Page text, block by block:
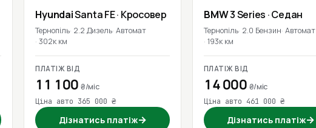
HyundaiSanta FE· Кросовер
Тернопіль 2.2 Дизель Автомат
302к км
ПЛАТІЖ ВІД
11 100₴/міс
Ціна авто 365 000 ₴
Дізнатись платіж→
BMW3 Series · Седан
Тернопіль 2.0 Бензин Автомат
193к км
ПЛАТІЖ ВІД
14 000 ₴/міс
Ціна авто 461 000 ₴
Дізнатись платіж→